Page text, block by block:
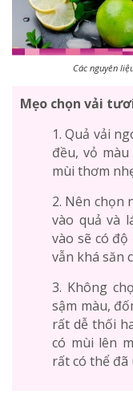
Các nguyên
Mẹo chọn vải
1. Quả vải
đều, vỏ
mùi thơm
2. Nên chọn
vào quả và
vào sẽ có
vẫn khá săn
3. Không
sậm màu,
rất dễ thối
có mùi lên
rất có thể đã